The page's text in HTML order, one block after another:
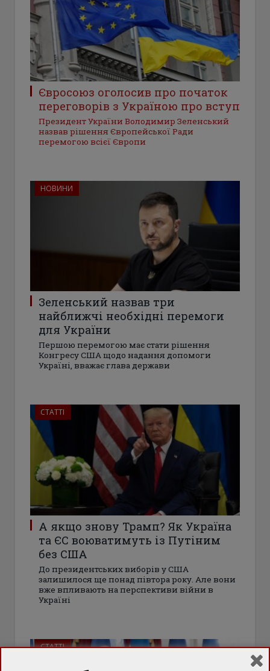
Євросоюз оголосив про початок
переговорів з Україною про вступ
Президент України Володимир Зеленський
назвав рішення Європейської Ради
перемогою всієї Європи
НОВИНИ
Зеленський назвав три
найближчі необхідні перемоги
для України
Першою перемогою має стати рішення
Конгресу США щодо надання допомоги
Україні, вважає глава держави
СТАТТІ
А якщо знову Трамп? Як Україна
та ЄС воюватимуть із Путіним
без США
До президентських виборів у США
залишилося ще понад півтора року. Але вони
вже впливають на перспективи війни в
Україні
СТАТТІ